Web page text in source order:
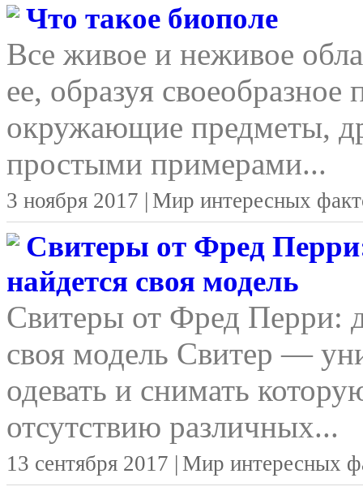
Что такое биополе
Все живое и неживое
ее, образуя своеобразное
окружающие предметы,
простыми примерами...
3 ноября 2017 | Мир интересных
Свитеры от Фред
найдется своя модель
Свитеры от Фред Перри:
своя модель Свитер —
одевать и снимать
отсутствию различных...
13 сентября 2017 | Мир интересных